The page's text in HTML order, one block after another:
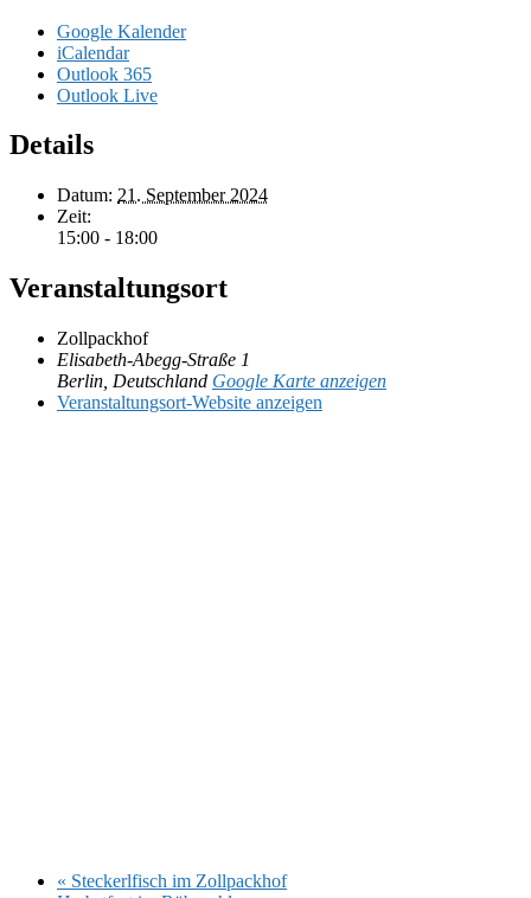
Google Kalender
iCalendar
Outlook 365
Outlook Live
Details
Datum: 21. September 2024
Zeit:
15:00 - 18:00
Veranstaltungsort
Zollpackhof
Elisabeth-Abegg-Straße 1
Berlin Deutschland Google Karte anzeigen
Veranstaltungsort-Website anzeigen
« Steckerlfisch im Zollpackhof